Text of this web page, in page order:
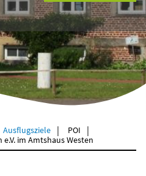
Ausflugsziele
POI
im Amtshaus Westen